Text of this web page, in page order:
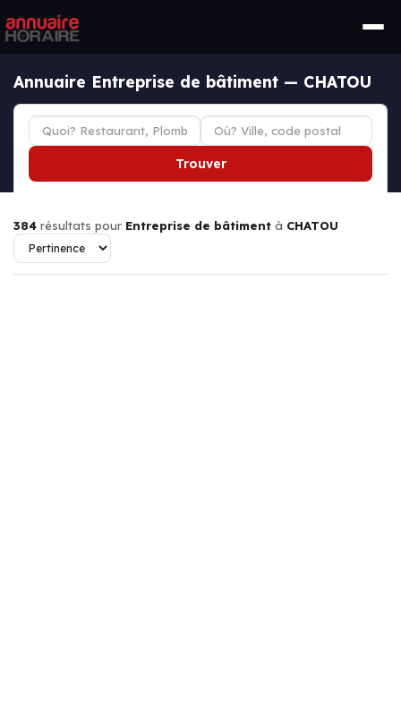
Annuaire Entreprise de bâtiment — CHATOU
Trouver
384 résultats pour Entreprise de bâtiment à CHATOU